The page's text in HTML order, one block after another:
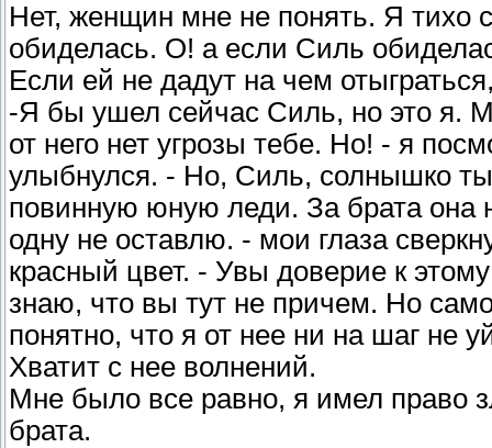
Нет, женщин мне не понять. Я тихо
обиделась. О! а если Силь
Если ей не дадут на чем
-Я бы ушел сейчас Силь, но это я.
от него нет угрозы тебе. Но! - я
улыбнулся. - Но, Силь, солнышко
повинную юную леди. За брата она
одну не оставлю. - мои глаза
красный цвет. - Увы доверие к
знаю, что вы тут не причем. Но
понятно, что я от нее ни на шаг не
Хватит с нее волнений.
Мне было все равно, я имел право
брата.